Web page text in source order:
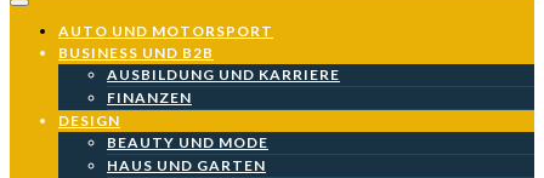
AUTO UND MOTORSPORT
BUSINESS UND B2B
AUSBILDUNG UND KARRIERE
FINANZEN
DESIGN
BEAUTY UND MODE
HAUS UND GARTEN